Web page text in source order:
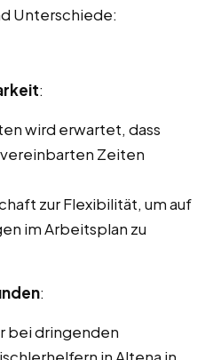
Unterschiede:
:
wird erwartet, dass
Zeiten
zur Flexibilität, um auf
im Arbeitsplan zu
:
bei dringenden
in Altena in